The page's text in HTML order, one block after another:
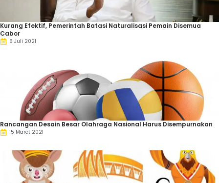
Kurang Efektif, Pemerintah Batasi Naturalisasi Pemain Disemua
Cabor
6 Juli 2021
Rancangan Desain Besar Olahraga Nasional Harus Disempurnakan
15 Maret 2021